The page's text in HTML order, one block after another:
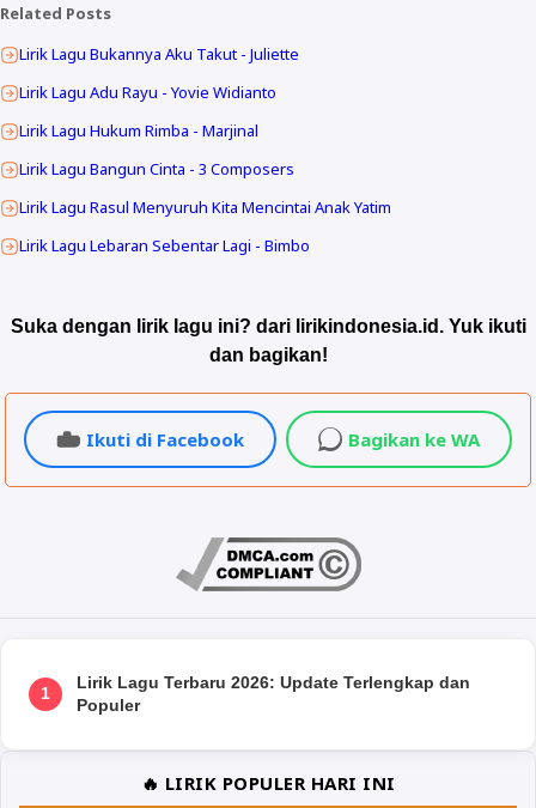
Related Posts
Lirik Lagu Bukannya Aku Takut - Juliette
Lirik Lagu Adu Rayu - Yovie Widianto
Lirik Lagu Hukum Rimba - Marjinal
Lirik Lagu Bangun Cinta - 3 Composers
Lirik Lagu Rasul Menyuruh Kita Mencintai Anak Yatim
Lirik Lagu Lebaran Sebentar Lagi - Bimbo
Suka dengan lirik lagu ini? dari lirikindonesia.id. Yuk ikuti
dan bagikan!
Ikuti di Facebook Bagikan ke WA
1
Lirik Lagu Terbaru 2026: Update Terlengkap dan
Populer
🔥 LIRIK POPULER HARI INI